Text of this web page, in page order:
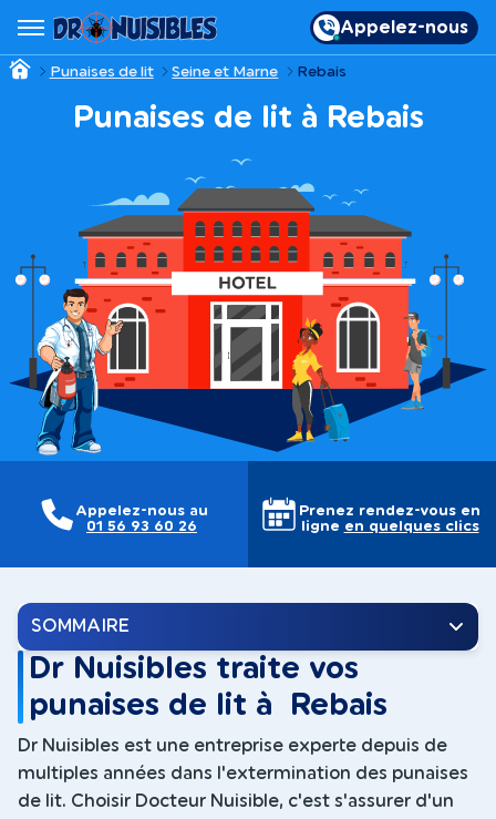
Appelez-nous
Punaises de lit Seine et Marne Rebais
Punaises de lit à Rebais
Appelez-nous au
01 56 93 60 26
Prenez rendez-vous en
ligne en quelques clics
SOMMAIRE
Dr Nuisibles traite vos
punaises de lit à Rebais
Dr Nuisibles est une entreprise experte depuis de
multiples années dans l'extermination des punaises
de lit. Choisir Docteur Nuisible, c'est s'assurer d'un